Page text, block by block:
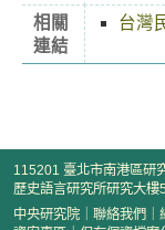
相關
連結
台灣
115201 臺北市南港區研
歷史語言研究所研究大樓
中央研究院
聯絡我們